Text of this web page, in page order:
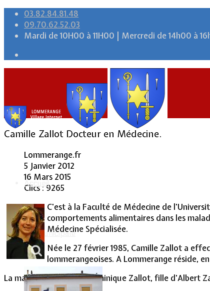
03.82.84.81.48
09.70.62.52.03
Mardi de 10H00 à 11H00 | Mercredi de 14h00 à
Accueil
Vie Municipale
Camille Zallot Docteur en Médecine.
Lommerange.fr
5 Janvier 2012
16 Mars 2015
Clics : 9265
C'est à la Faculté de Médecine de
comportements alimentaires dans les
Médecine Spécialisée.
Née le 27 février 1985, Camille Zallot a
lommerangeoises. A Lommerange réside,
La maman de Camille, Dominique Zallot, fille d'Albert